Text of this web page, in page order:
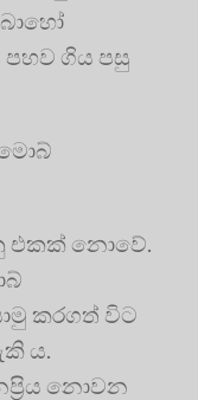
ගිය පසු
එකක් නොවේ.
කරගත් විට
ය.
නොවන